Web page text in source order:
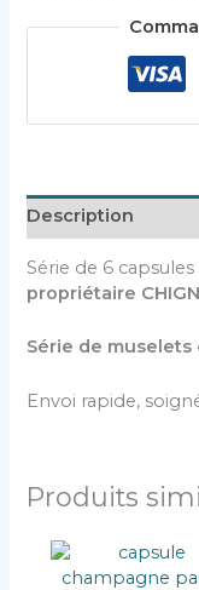
Description
Série de 6
propriétaire
Série de muselets
Envoi rapide,
Produits